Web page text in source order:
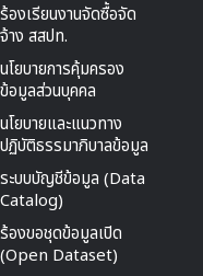
ร้องเรียนงานจัดซื้อจัด
จ้าง สสปท.
นโยบายการคุ้มครอง
ข้อมูลส่วนบุคคล
นโยบายและแนวทาง
ปฏิบัติธรรมาภิบาลข้อมูล
ระบบบัญชีข้อมูล (Data
Catalog)
ร้องขอชุดข้อมูลเปิด
(Open Dataset)